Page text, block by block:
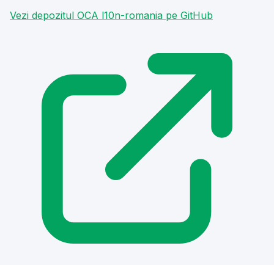
Vezi depozitul OCA l10n-romania pe GitHub